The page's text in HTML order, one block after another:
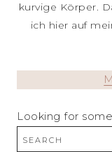
kurvige Körper.
ich hier auf
Looking for